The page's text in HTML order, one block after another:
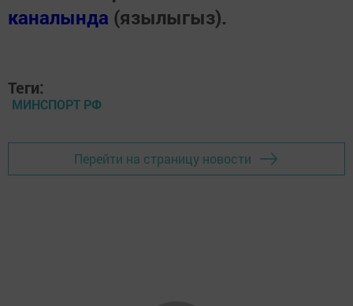
каналында (язылыгыз).
Теги:
МИНСПОРТ РФ
Перейти на страницу новости